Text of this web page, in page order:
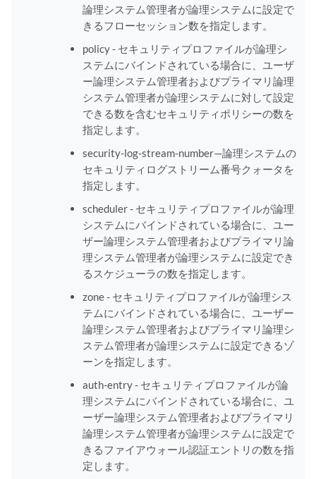
論理システム管理者が論理システムに設定で
きるフローセッション数を指定します。
policy - セキュリティプロファイルが論理シ
ステムにバインドされている場合に、ユーザ
ー論理システム管理者およびプライマリ論理
システム管理者が論理システムに対して設定
できる数を含むセキュリティポリシーの数を
指定します。
security-log-stream-number—論理システムの
セキュリティログストリーム番号クォータを
指定します。
scheduler - セキュリティプロファイルが論理
システムにバインドされている場合に、ユー
ザー論理システム管理者およびプライマリ論
理システム管理者が論理システムに設定でき
るスケジューラの数を指定します。
zone - セキュリティプロファイルが論理シス
テムにバインドされている場合に、ユーザー
論理システム管理者およびプライマリ論理シ
ステム管理者が論理システムに設定できるゾ
ーンを指定します。
auth-entry - セキュリティプロファイルが論
理システムにバインドされている場合に、ユ
ーザー論理システム管理者およびプライマリ
論理システム管理者が論理システムに設定で
きるファイアウォール認証エントリの数を指
定します。